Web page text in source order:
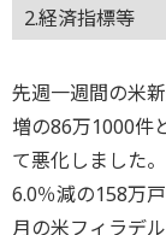
2.経済指標等
先週一週間の米
増の86万1000件
て悪化しました
6.0％減の158万
月の米フィラデ